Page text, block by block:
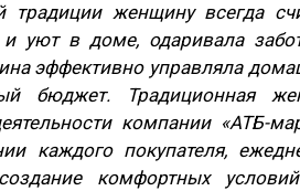
традиции женщину всегда
и уют в доме, одаривала
эффективно управляла
бюджет. Традиционная
компании «АТБ-
каждого покупателя,
комфортных